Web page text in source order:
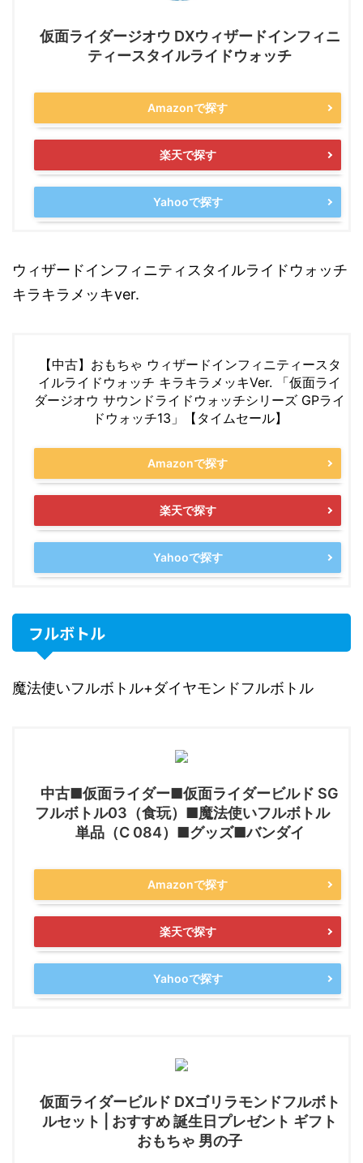
仮面ライダージオウ DXウィザードインフィニ
ティースタイルライドウォッチ
Amazonで探す
楽天で探す
Yahooで探す
ウィザードインフィニティスタイルライドウォッチ
キラキラメッキver.
【中古】おもちゃ ウィザードインフィニティースタ
イルライドウォッチ キラキラメッキVer. 「仮面ライ
ダージオウ サウンドライドウォッチシリーズ GPライ
ドウォッチ13」【タイムセール】
Amazonで探す
楽天で探す
Yahooで探す
フルボトル
魔法使いフルボトル+ダイヤモンドフルボトル
中古■仮面ライダー■仮面ライダービルド SG
フルボトル03（食玩）■魔法使いフルボトル
単品（C 084）■グッズ■バンダイ
Amazonで探す
楽天で探す
Yahooで探す
仮面ライダービルド DXゴリラモンドフルボト
ルセット | おすすめ 誕生日プレゼント ギフト
おもちゃ 男の子